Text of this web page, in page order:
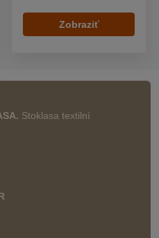
Zobraziť
Stoklasa textilní